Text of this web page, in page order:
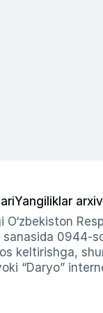
Yangiliklar
0944-
keltirishga,
“Daryo”